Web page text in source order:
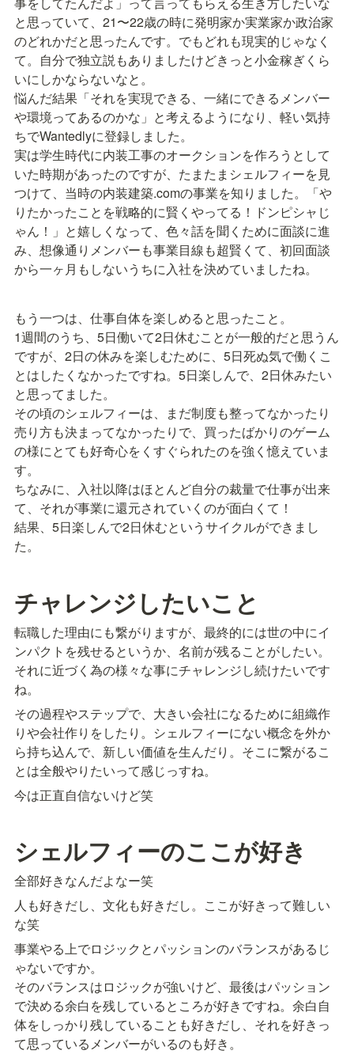
と思っていて、21〜22歳の時に発明家か実業家か政治家
のどれかだと思ったんです。でもどれも現実的じゃなく
て。自分で独立説もありましたけどきっと小金稼ぎくら
いにしかならないなと。
悩んだ結果「それを実現できる、一緒にできるメンバー
や環境ってあるのかな」と考えるようになり、軽い気持
ちでWantedlyに登録しました。
実は学生時代に内装工事のオークションを作ろうとして
いた時期があったのですが、たまたまシェルフィーを見
つけて、当時の内装建築.comの事業を知りました。「や
りたかったことを戦略的に賢くやってる！ドンピシャじ
ゃん！」と嬉しくなって、色々話を聞くために面談に進
み、想像通りメンバーも事業目線も超賢くて、初回面談
から一ヶ月もしないうちに入社を決めていましたね。
もう一つは、仕事自体を楽しめると思ったこと。
1週間のうち、5日働いて2日休むことが一般的だと思うん
ですが、2日の休みを楽しむために、5日死ぬ気で働くこ
とはしたくなかったですね。5日楽しんで、2日休みたい
と思ってました。
その頃のシェルフィーは、まだ制度も整ってなかったり
売り方も決まってなかったりで、買ったばかりのゲーム
の様にとても好奇心をくすぐられたのを強く憶えていま
す。
ちなみに、入社以降はほとんど自分の裁量で仕事が出来
て、それが事業に還元されていくのが面白くて！
結果、5日楽しんで2日休むというサイクルができまし
た。
チャレンジしたいこと
転職した理由にも繋がりますが、最終的には世の中にイ
ンパクトを残せるというか、名前が残ることがしたい。
それに近づく為の様々な事にチャレンジし続けたいです
ね。
その過程やステップで、大きい会社になるために組織作
りや会社作りをしたり。シェルフィーにない概念を外か
ら持ち込んで、新しい価値を生んだり。そこに繋がるこ
とは全般やりたいって感じっすね。
今は正直自信ないけど笑
シェルフィーのここが好き
全部好きなんだよなー笑
人も好きだし、文化も好きだし。ここが好きって難しい
な笑
事業やる上でロジックとパッションのバランスがあるじ
ゃないですか。
そのバランスはロジックが強いけど、最後はパッション
で決める余白を残しているところが好きですね。余白自
体をしっかり残していることも好きだし、それを好きっ
て思っているメンバーがいるのも好き。